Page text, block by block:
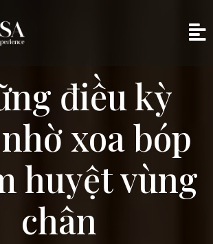
điều kỳ
xoa bóp
huyệt vùng
chân